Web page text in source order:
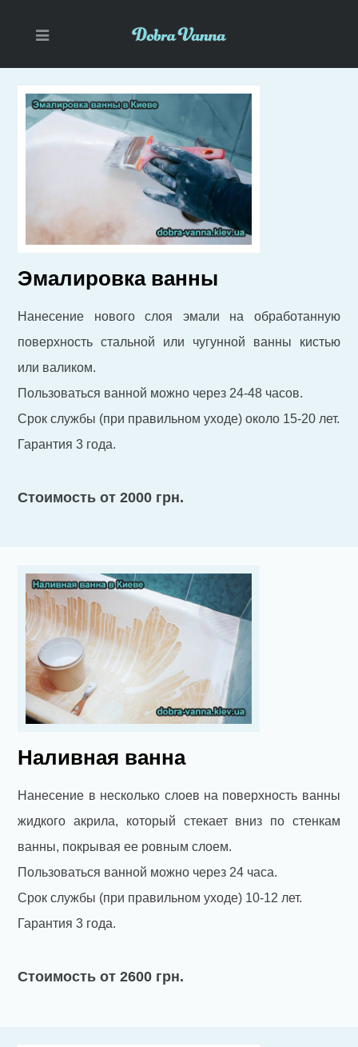
Эмалировка ванны
Нанесение нового слоя эмали на обработанную
поверхность стальной или чугунной ванны кистью
или валиком.
Пользоваться ванной можно через 24-48 часов.
Срок службы (при правильном уходе) около 15-20 лет.
Гарантия 3 года.
Стоимость от 2000 грн.
Наливная ванна
Нанесение в несколько слоев на поверхность ванны
жидкого акрила, который стекает вниз по стенкам
ванны, покрывая ее ровным слоем.
Пользоваться ванной можно через 24 часа.
Срок службы (при правильном уходе) 10-12 лет.
Гарантия 3 года.
Стоимость от 2600 грн.